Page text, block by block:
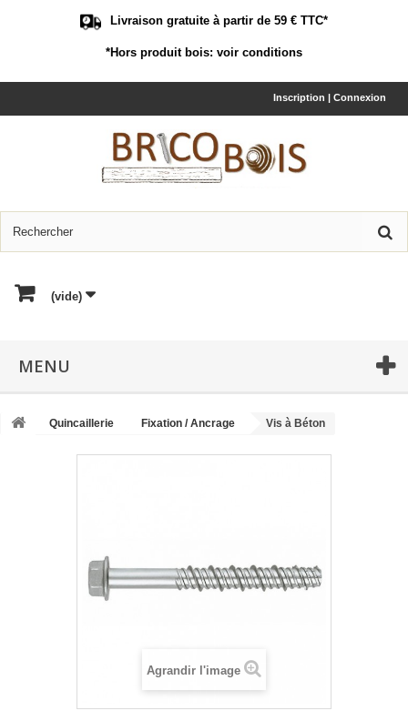
Livraison gratuite à partir de 59 € TTC*
*Hors produit bois: voir conditions
Inscription | Connexion
(vide)
MENU
Quincaillerie Fixation / Ancrage Vis à Béton
Agrandir l'image